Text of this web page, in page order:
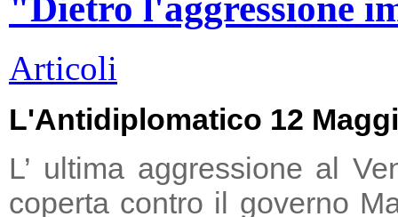
"Dietro l'aggressione
Articoli
L'Antidiplomatico 12
L’ ultima aggressione al
coperta contro il governo